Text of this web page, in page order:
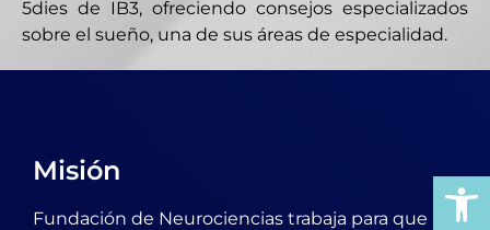
5dies de IB3, ofreciendo consejos especializados
sobre el sueño, una de sus áreas de especialidad.
Misión
Fundación de Neurociencias trabaja para que la